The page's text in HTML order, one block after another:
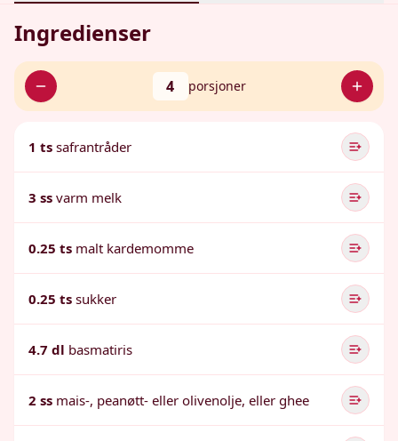
Ingredienser
4 porsjoner
1 ts safrantråder
3 ss varm melk
0.25 ts malt kardemomme
0.25 ts sukker
4.7 dl basmatiris
2 ss mais-, peanøtt- eller olivenolje, eller ghee